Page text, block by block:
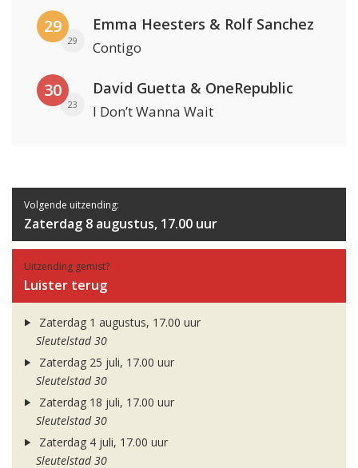
29
29
Emma Heesters & Rolf Sanchez
Contigo
30
23
David Guetta & OneRepublic
I Don’t Wanna Wait
Volgende uitzending:
Zaterdag 8 augustus, 17.00 uur
Uitzending gemist?
Luister terug
Zaterdag 1 augustus, 17.00 uur
Sleutelstad 30
Zaterdag 25 juli, 17.00 uur
Sleutelstad 30
Zaterdag 18 juli, 17.00 uur
Sleutelstad 30
Zaterdag 4 juli, 17.00 uur
Sleutelstad 30